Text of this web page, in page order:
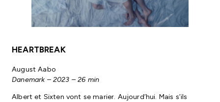
HEARTBREAK
August Aabo
Danemark – 2023 – 26 min
Albert et Sixten vont se marier. Aujourd’hui. Mais s’ils